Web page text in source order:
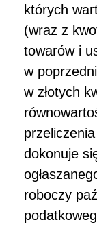
których
(wraz z
towarów i
w
w złotych
dokonuje
roboczy